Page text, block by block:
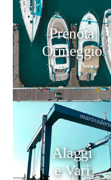
Prenota
Ormeggio
Alaggi
e Vari